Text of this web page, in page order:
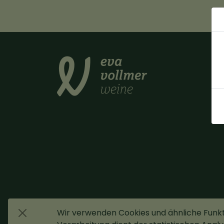
Wir verwenden Cookies und ähnliche